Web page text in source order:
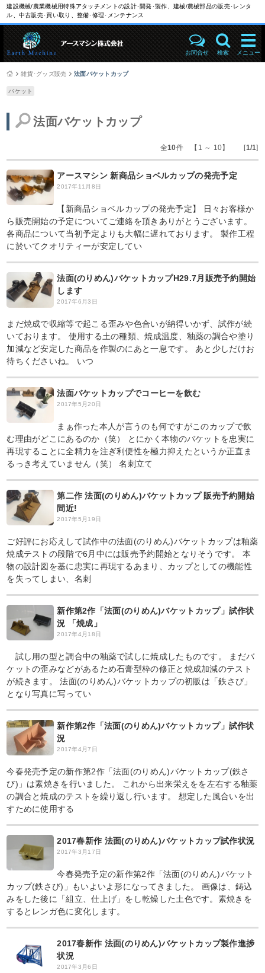
建設機械/農業機械用特殊アタッチメントの設計･開発･製作、建械/農械部品の販売･レンタ
ル、中古販売･買い取り、整備･修理･メンテナンス
お問合せ 検索 メニュー
雑貨･グッズ販売 法面バケットカップ
バケット
法面バケットカップ
全10件 【1 ～ 10】 [1/1]
アースマシン 新商品ショベルカップの発売予定
2017年11月8日
【新商品ショベルカップの発売予定】 日々お客様か
ら販売開始の予定についてご連絡を頂きありがとうございます。
各商品について当初予定よりも大幅に遅れております。 製作工程
に於いてクオリティーが安定してい
法面(のりめん)バケットカップH29.7月販売予約開始
します
2017年6月3日
まだ焼成で収縮等で起こる歪みや色合いが納得いかず、試作が続
いております。 使用する土の種類、焼成温度、釉薬の調合や塗り
加減など安定した商品を作製のにあと一息です。 あと少しだけお
待ちくださいね。 いつ
法面バケットカップでコーヒーを飲む
2017年5月20日
まぁ作った本人が言うのも何ですがこのカップで飲
む理由がどこにあるのか（笑） とにかく本物のバケットを忠実に
再現することに全精力を注ぎ利便性を極力抑えたというか正直ま
るっき考えていません（笑） 名刺立て
第二作 法面(のりめん)バケットカップ 販売予約開始
間近!
2017年5月19日
ご好評にお応えして試作中の法面(のりめん)バケットカップは釉薬
焼成テストの段階で6月中には販売予約開始となりそうです。 本
物の設計図を基に忠実に再現するあまり、カップとしての機能性
を失ってしまい、名刺
新作第2作「法面(のりめん)バケットカップ」試作状
況 「焼成」
2017年4月18日
試し用の型と調合中の釉薬で試しに焼成したものです。 まだバ
ケットの歪みなどがあるため石膏型枠の修正と焼成加減のテスト
が続きます。 法面(のりめん)バケットカップの初販は「鉄さび」
となり写真に写ってい
新作第2作「法面(のりめん)バケットカップ」試作状
況
2017年4月7日
今春発売予定の新作第2作「法面(のりめん)バケットカップ(鉄さ
び)」は素焼きを行いました。 これから出来栄えをを左右する釉薬
の調合と焼成のテストを繰り返し行います。 想定した風合いを出
すために使用する
2017春新作 法面(のりめん)バケットカップ試作状況
2017年3月17日
今春発売予定の新作第2作「法面(のりめん)バケット
カップ(鉄さび)」もいよいよ形になってきました。 画像は、鋳込
みをした後に「組立、仕上げ」をし乾燥した土色です。素焼きを
するとレンガ色に変化します。
2017春新作 法面(のりめん)バケットカップ製作進捗
状況
2017年3月6日